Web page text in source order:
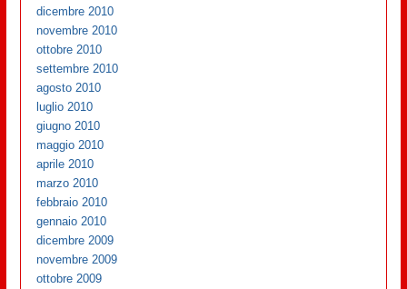
dicembre 2010
novembre 2010
ottobre 2010
settembre 2010
agosto 2010
luglio 2010
giugno 2010
maggio 2010
aprile 2010
marzo 2010
febbraio 2010
gennaio 2010
dicembre 2009
novembre 2009
ottobre 2009